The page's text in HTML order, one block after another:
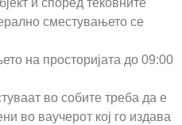
и според тековните
сместувањето се
на просторијата до 09:00
во собите треба да е
во ваучерот кој го издава